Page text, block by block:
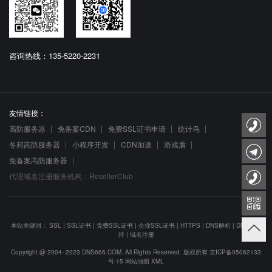
咨询热线：135-5220-2231
友情链接：
高防服务器
免备案CDN 免费SSL证书申请
统计鸟
冬邦高防服务器
小程序开发 CDN加速
游戏盾
免备案高防服务器
代理域名注册服务机构：ResellerClub
本站关键词： SSL | SSL证书 | 免费SSL证书 | 企业SSL证书 | HTTPS | DNS解析 | DNS防劫
持| 域名注册
Copyright @ 2004- 2023 DNS666.COM. All Rights Reserved. 版权所有 京ICP备05062133
号-15 网站地图 XML